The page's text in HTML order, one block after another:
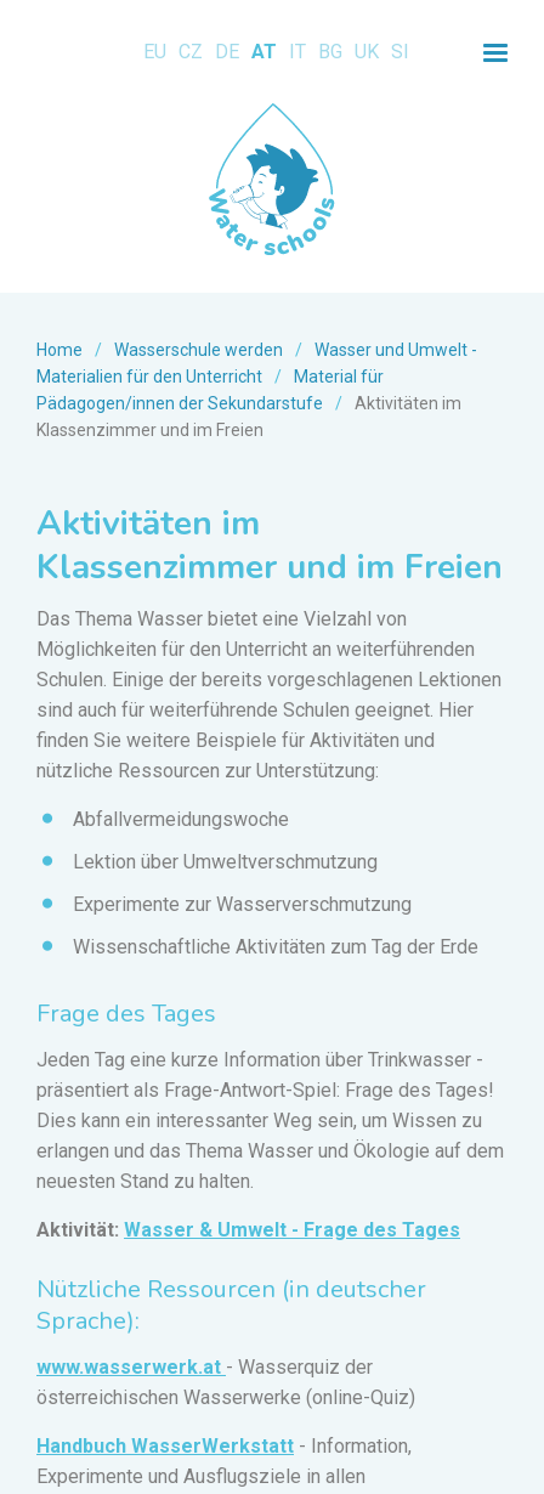
EU CZ DE AT IT BG UK SI
Home / Wasserschule werden /
Wasser und Umwelt -
Materialien für den Unterricht
/
Material für
Pädagogen/innen der Sekundarstufe
/
Aktivitäten im
Klassenzimmer und im Freien
Aktivitäten im
Klassenzimmer und im Freien
Das Thema Wasser bietet eine Vielzahl von
Möglichkeiten für den Unterricht an weiterführenden
Schulen. Einige der bereits vorgeschlagenen Lektionen
sind auch für weiterführende Schulen geeignet. Hier
finden Sie weitere Beispiele für Aktivitäten und
nützliche Ressourcen zur Unterstützung:
Abfallvermeidungswoche
Lektion über Umweltverschmutzung
Experimente zur Wasserverschmutzung
Wissenschaftliche Aktivitäten zum Tag der Erde
Frage des Tages
Jeden Tag eine kurze Information über Trinkwasser -
präsentiert als Frage-Antwort-Spiel: Frage des Tages!
Dies kann ein interessanter Weg sein, um Wissen zu
erlangen und das Thema Wasser und Ökologie auf dem
neuesten Stand zu halten.
Aktivität: Wasser & Umwelt - Frage des Tages
Nützliche Ressourcen (in deutscher
Sprache):
www.wasserwerk.at - Wasserquiz der
österreichischen Wasserwerke (online-Quiz)
Handbuch WasserWerkstatt - Information,
Experimente und Ausflugsziele in allen